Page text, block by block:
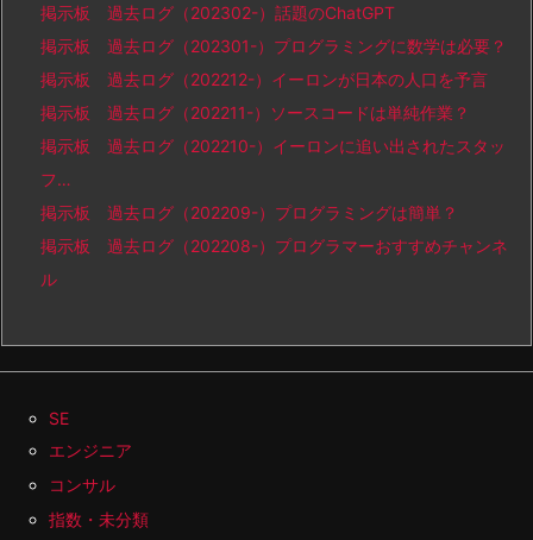
掲示板 過去ログ（202302-）話題のChatGPT
掲示板 過去ログ（202301-）プログラミングに数学は必要？
掲示板 過去ログ（202212-）イーロンが日本の人口を予言
掲示板 過去ログ（202211-）ソースコードは単純作業？
掲示板 過去ログ（202210-）イーロンに追い出されたスタッ
フ…
掲示板 過去ログ（202209-）プログラミングは簡単？
掲示板 過去ログ（202208-）プログラマーおすすめチャンネ
ル
SE
エンジニア
コンサル
指数・未分類